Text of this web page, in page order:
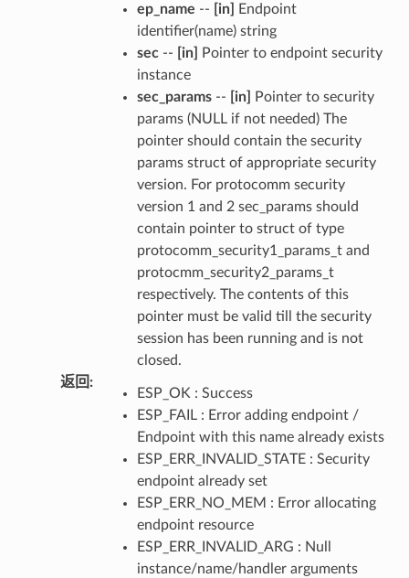
ep_name -- [in]
Endpoint
identifier(name) string
sec-- [in]
Pointer to endpoint security
instance
sec_params-- [in]
Pointer to security
params (NULL if not needed) The
pointer should contain the security
params struct of appropriate security
version. For protocomm security
version 1 and 2 sec_params should
contain pointer to struct of type
protocomm_security1_params_t and
protocmm_security2_params_t
respectively. The contents of this
pointer must be valid till the security
session has been running and is not
closed.
返回 :
ESP_OK : Success
ESP_FAIL : Error adding endpoint /
Endpoint with this name already exists
ESP_ERR_INVALID_STATE : Security
endpoint already set
ESP_ERR_NO_MEM : Error allocating
endpoint resource
ESP_ERR_INVALID_ARG : Null
instance/name/handler arguments